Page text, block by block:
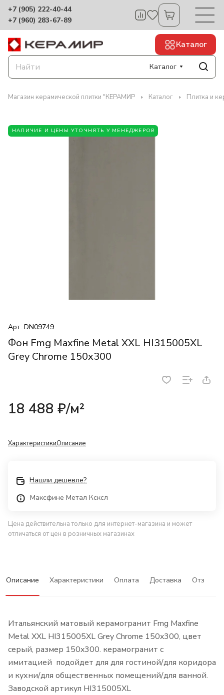
+7 (905) 222-40-44
+7 (960) 283-67-89
Каталог
Каталог
Магазин керамической плитки "КЕРАМИР Каталог Плитка и
НАЛИЧИЕ И ЦЕНЫ УТОЧНЯТЬ У МЕНЕДЖЕРОВ
Арт. DN09749
Фон Fmg Maxfine Metal XXL HI315005XL
Grey Chrome 150x300
18 488 ₽/м²
ХарактеристикиОписание
Нашли дешевле?
Максфине Метал Ксксл
Цена действительна только для интернет-магазина и может
отличаться от цен в розничных магазинах
Описание Характеристики Оплата Доставка Отзывы
Итальянский матовый керамогранит Fmg Maxfine
Metal XXL HI315005XL Grey Chrome 150x300, цвет
серый, размер 150x300. керамогранит с
имитацией подойдет для для гостиной/для коридора
и кухни/для общественных помещений/для ванной.
Заводской артикул HI315005XL